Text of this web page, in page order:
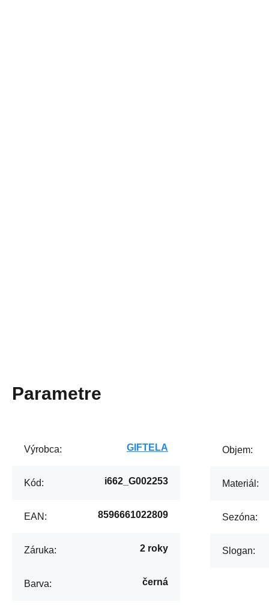
Parametre
Výrobca: GIFTELA
Kód: i662_G002253
EAN: 8596661022809
Záruka: 2 roky
Barva: černá
Objem:
Materiál:
Sezóna:
Slogan: